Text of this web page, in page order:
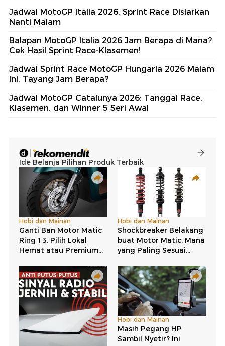
Jadwal MotoGP Italia 2026, Sprint Race Disiarkan
Nanti Malam
Balapan MotoGP Italia 2026 Jam Berapa di Mana?
Cek Hasil Sprint Race-Klasemen!
Jadwal Sprint Race MotoGP Hungaria 2026 Malam
Ini, Tayang Jam Berapa?
Jadwal MotoGP Catalunya 2026: Tanggal Race,
Klasemen, dan Winner 5 Seri Awal